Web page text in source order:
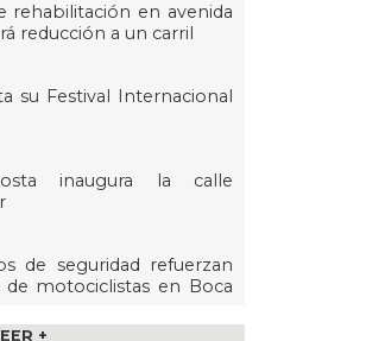
rehabilitación en avenida
reducción a un carril
su Festival Internacional
inaugura la calle
de seguridad refuerzan
de motociclistas en Boca
+